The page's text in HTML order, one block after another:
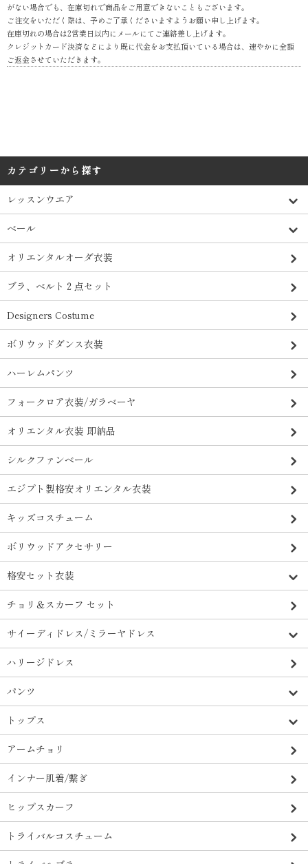
がない場合でも、在庫切れで商品をご用意できないこともございます。
ご注文をいただく際は、予めご了承くださいますようお願い申し上げます。
在庫切れの場合は2営業日以内にメールにてご連絡差し上げます。
クレジットカード決済などにより既に代金をお支払頂いている場合は、速やかに全額
ご返金させていただきます。
カテゴリーから探す
レッスンウエア
ベール
オリエンタルオーダ衣装
ブラ、ベルト２点セット
Designers Costume
ボリウッドダンス衣装
ハーレムパンツ
フォークロア衣装/ガラベーヤ
オリエンタル衣装 即納品
シルクファンベール
エジプト製格安オリエンタル衣装
キッズコスチューム
ボリウッドアクセサリー
格安セット衣装
チョリ＆スカーフ セット
サイーディドレス/ミラーヤドレス
ハリージドレス
パンツ
トップス
アームチョリ
インナー肌着/繋ぎ
ヒップスカーフ
トライバルコスチューム